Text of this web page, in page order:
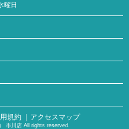
曜日
規約 ｜アクセスマップ
市川店 All rights reserved.